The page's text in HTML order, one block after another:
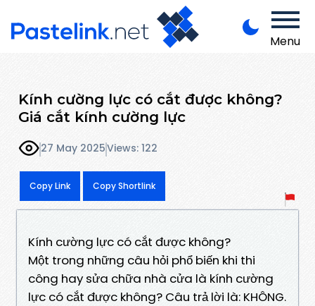
Menu
Kính cường lực có cắt được không?
Giá cắt kính cường lực
27 May 2025Views: 122
Copy Link Copy Shortlink
Kính cường lực có cắt được không?
Một trong những câu hỏi phổ biến khi thi
công hay sửa chữa nhà cửa là kính cường
lực có cắt được không? Câu trả lời là: KHÔNG.